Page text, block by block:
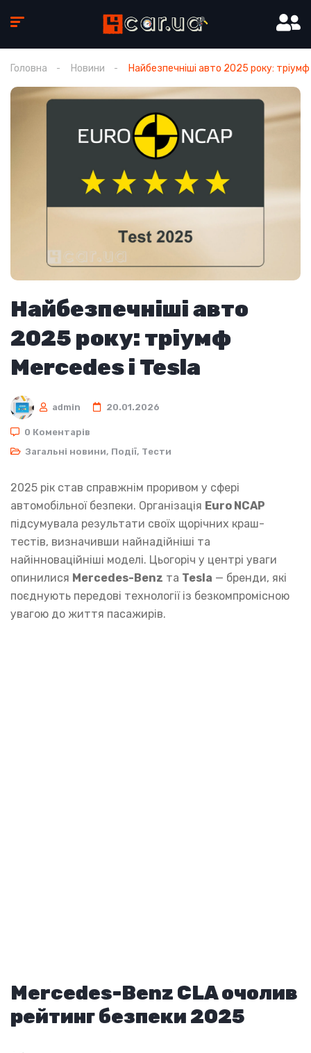
Головна Новини Найбезпечніші авто 2025 року: тріумф
Найбезпечніші авто
2025 року: тріумф
Mercedes і Tesla
admin 20.01.2026
0 Коментарів
Загальні новини, Події, Тести
2025 рік став справжнім проривом у сфері
автомобільної безпеки. Організація Euro NCAP
підсумувала результати своїх щорічних краш-
тестів, визначивши найнадійніші та
найінноваційніші моделі. Цьогоріч у центрі уваги
опинилися Mercedes-Benz та Tesla — бренди, які
поєднують передові технології із безкомпромісною
увагою до життя пасажирів.
Mercedes-Benz CLA очолив
рейтинг безпеки 2025